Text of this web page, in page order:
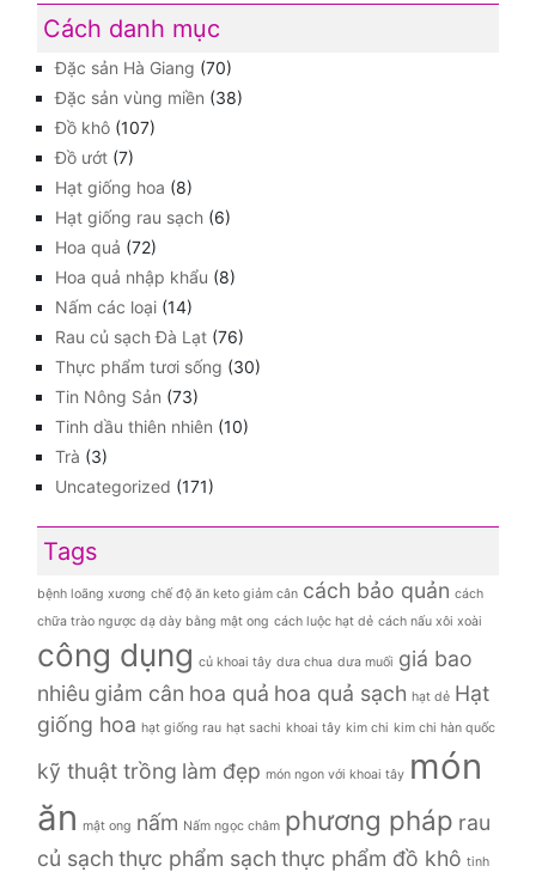
Cách danh mục
Đặc sản Hà Giang (70)
Đặc sản vùng miền (38)
Đồ khô (107)
Đồ ướt (7)
Hạt giống hoa (8)
Hạt giống rau sạch (6)
Hoa quả (72)
Hoa quả nhập khẩu (8)
Nấm các loại (14)
Rau củ sạch Đà Lạt (76)
Thực phẩm tươi sống (30)
Tin Nông Sản (73)
Tinh dầu thiên nhiên (10)
Trà (3)
Uncategorized (171)
Tags
bệnh loãng xương chế độ ăn keto giảm cân cách bảo quản cách
chữa trào ngược dạ dày bằng mật ong cách luộc hạt dẻ cách nấu xôi xoài
công dụng củ khoai tây dưa chua dưa muối giá bao
nhiêu giảm cân hoa quả hoa quả sạch hạt dẻ Hạt
giống hoa hạt giống rau hạt sachi khoai tây kim chi kim chi hàn quốc
kỹ thuật trồng làm đẹp món ngon với khoai tây món
ăn mật ong nấm Nấm ngọc châm phương pháp rau
củ sạch thực phẩm sạch thực phẩm đồ khô tinh